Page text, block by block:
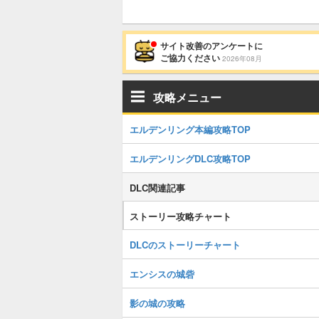
サイト改善のアンケートに
ご協力ください 2026年08月
攻略メニュー
エルデンリング本編攻略TOP
エルデンリングDLC攻略TOP
DLC関連記事
ストーリー攻略チャート
DLCのストーリーチャート
エンシスの城砦
影の城の攻略